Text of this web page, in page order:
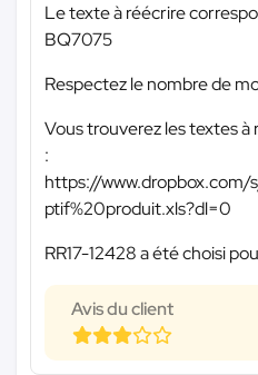
Le texte à réécrire
BQ7075
Respectez le nombre de
Vous trouverez les textes à
:
https://www.dropbox.com/
ptif%20produit.xls?dl=0
RR17-12428 a été choisi
Avis du client